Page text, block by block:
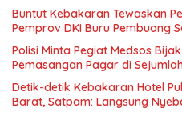
Buntut Kebakaran Tewaskan
Pemprov DKI Buru Pembuang
Polisi Minta Pegiat Medsos
Pemasangan Pagar di
Detik-detik Kebakaran Hotel
Barat, Satpam: Langsung